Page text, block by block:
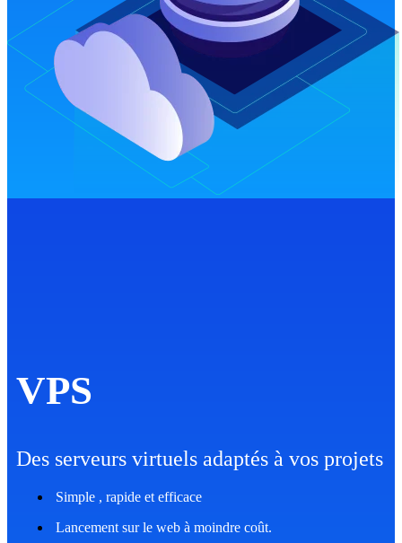
VPS
Des serveurs virtuels adaptés à vos projets
Simple , rapide et efficace
Lancement sur le web à moindre coût.